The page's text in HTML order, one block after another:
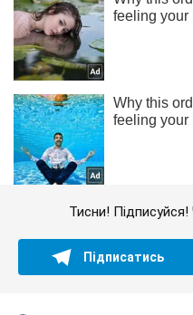
Тисни!
Підписатись